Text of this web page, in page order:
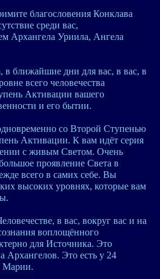
имите благословения Конклава
среди вас,
Архангела Уриила, Ангела
в ближайшие дни для вас, в вас, в
всего человечества
Активации вашего
и его бытии.
со Второй Ступенью
Активации. К вам идёт серия
с живым Светом. Очень
проявление Света в
всего в самих себе. Вы
высоких уровнях, которые вам
в вас, вокруг вас и на
воплощённого
для Источника. Это
Архангелов. Это есть у 24
Марии.